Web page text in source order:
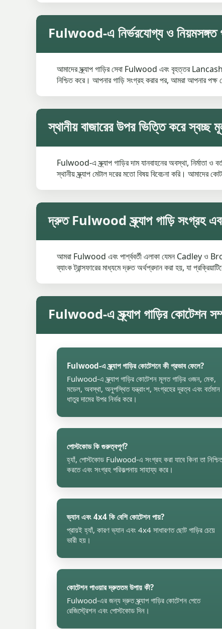
Fulwood-এ নির্ভরযোগ্য ও নিয়মসঙ্গত
আমাদের স্ক্র্যাপ গাড়ির সেবা Fulwood এবং বৃহত্তর
নিশ্চিত করে। আপনার গাড়ি সংগ্রহ করার পর, আমরা আপনার
স্থানীয় বাজারের উপর ভিত্তি করে স্বচ্ছ
Fulwood-এ স্ক্র্যাপ গাড়ির দাম যানবাহনের অবস্থা, নির্মাতা
স্থানীয় স্ক্র্যাপ মেটাল দরের মতো বিষয় বিবেচনা করি। আমাদের
দ্রুত Fulwood স্ক্র্যাপ গাড়ি সংগ্রহ
আমরা Fulwood এবং পার্শ্ববর্তী এলাকা যেমন Cadley ও
ব্যাংক ট্রান্সফারের মাধ্যমে দ্রুত অর্থপ্রদান করা হয়, যা
Fulwood-এ স্ক্র্যাপ গাড়ির কোটেশন
Fulwood-এ স্ক্র্যাপ গাড়ির কোটেশনে কী প্রভাব ফেলে?
Fulwood-এ স্ক্র্যাপ গাড়ির কোটেশন মূলত গাড়ির ওজন, মেক,
মডেল, অবস্থা, অনুপস্থিত যন্ত্রাংশ, সংগ্রহের দূরত্ব এবং বর্তমান
ধাতুর দামের উপর নির্ভর করে।
পোস্টকোড কি গুরুত্বপূর্ণ?
হ্যাঁ, পোস্টকোড Fulwood-এ সংগ্রহ করা যাবে কিনা তা
করতে এবং সংগ্রহ পরিকল্পনায় সাহায্য করে।
ভ্যান এবং 4x4 কি বেশি কোটেশন পায়?
প্রায়ই হ্যাঁ, কারণ ভ্যান এবং 4x4 সাধারণত ছোট গাড়ির চেয়ে
ভারী হয়।
কোটেশন পাওয়ার দ্রুততম উপায় কী?
Fulwood-এর জন্য দ্রুত স্ক্র্যাপ গাড়ির কোটেশন পেতে
রেজিস্ট্রেশন এবং পোস্টকোড দিন।